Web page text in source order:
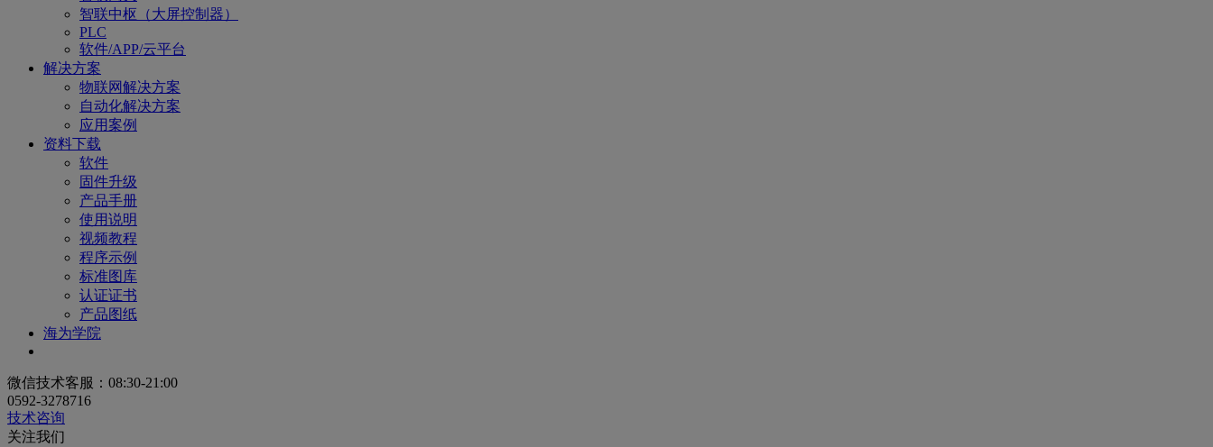
智联中枢（大屏控制器）
PLC
软件/APP/云平台
解决方案
物联网解决方案
自动化解决方案
应用案例
资料下载
软件
固件升级
产品手册
使用说明
视频教程
程序示例
标准图库
认证证书
产品图纸
海为学院
微信技术客服：08:30-21:00
0592-3278716
技术咨询
关注我们